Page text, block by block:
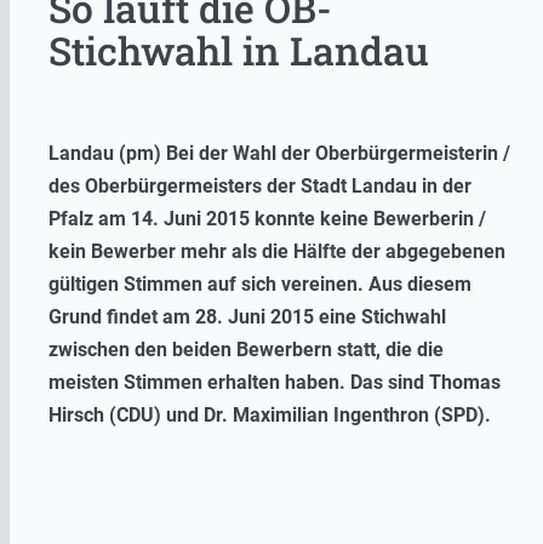
Stichwahl in Landau
Landau (pm) Bei der Wahl der Oberbürgermeisterin /
des Oberbürgermeisters der Stadt Landau in der
Pfalz am 14. Juni 2015 konnte keine Bewerberin /
kein Bewerber mehr als die Hälfte der abgegebenen
gültigen Stimmen auf sich vereinen. Aus diesem
Grund findet am 28. Juni 2015 eine Stichwahl
zwischen den beiden Bewerbern statt, die die
meisten Stimmen erhalten haben. Das sind Thomas
Hirsch (CDU) und Dr. Maximilian Ingenthron (SPD).